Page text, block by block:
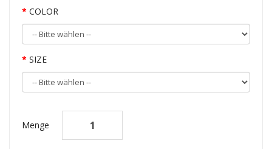
COLOR
SIZE
Menge